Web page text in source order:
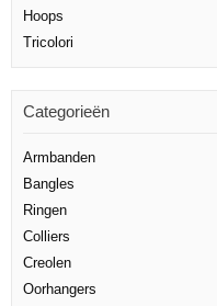
Hoops
Tricolori
Categorieën
Armbanden
Bangles
Ringen
Colliers
Creolen
Oorhangers